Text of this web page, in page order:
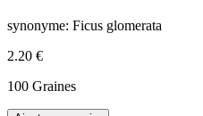
synonyme: Ficus glomerata
2.20 €
100 Graines